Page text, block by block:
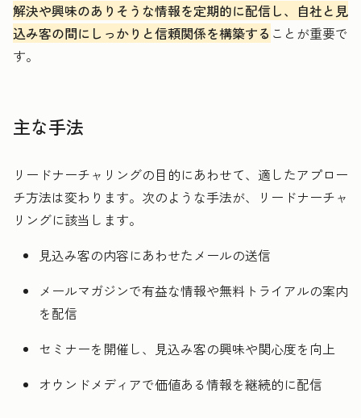
解決や興味のありそうな情報を定期的に配信し、自社と見
込み客の間にしっかりと信頼関係を構築する ことが重要で
す。
主な手法
リードナーチャリングの目的にあわせて、適したアプロー
チ方法は変わります。次のような手法が、リードナーチャ
リングに該当します。
見込み客の内容にあわせたメールの送信
メールマガジンで有益な情報や無料トライアルの案内
を配信
セミナーを開催し、見込み客の興味や関心度を向上
オウンドメディアで価値ある情報を継続的に配信